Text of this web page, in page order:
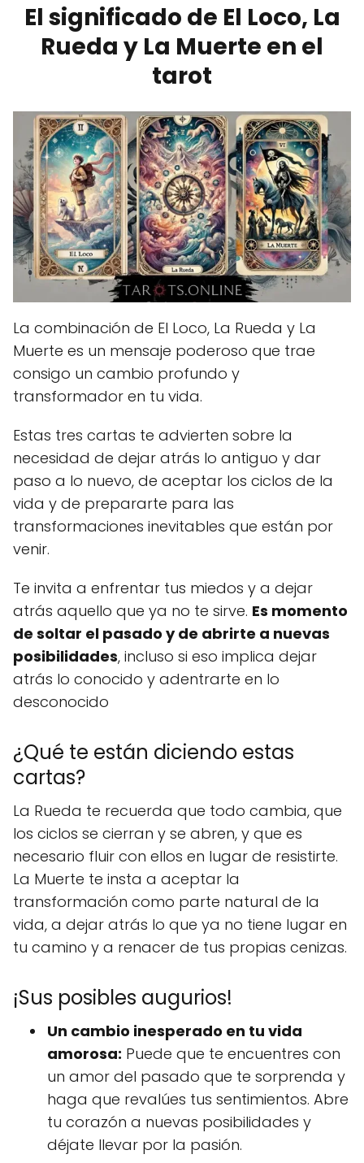
El significado de El Loco, La
Rueda y La Muerte en el
tarot
La combinación de El Loco, La Rueda y La
Muerte es un mensaje poderoso que trae
consigo un cambio profundo y
transformador en tu vida.
Estas tres cartas te advierten sobre la
necesidad de dejar atrás lo antiguo y dar
paso a lo nuevo, de aceptar los ciclos de la
vida y de prepararte para las
transformaciones inevitables que están por
venir.
Te invita a enfrentar tus miedos y a dejar
atrás aquello que ya no te sirve. Es momento
de soltar el pasado y de abrirte a nuevas
posibilidades, incluso si eso implica dejar
atrás lo conocido y adentrarte en lo
desconocido
¿Qué te están diciendo estas
cartas?
La Rueda te recuerda que todo cambia, que
los ciclos se cierran y se abren, y que es
necesario fluir con ellos en lugar de resistirte.
La Muerte te insta a aceptar la
transformación como parte natural de la
vida, a dejar atrás lo que ya no tiene lugar en
tu camino y a renacer de tus propias cenizas.
¡Sus posibles augurios!
Un cambio inesperado en tu vida
amorosa: Puede que te encuentres con
un amor del pasado que te sorprenda y
haga que revalúes tus sentimientos. Abre
tu corazón a nuevas posibilidades y
déjate llevar por la pasión.